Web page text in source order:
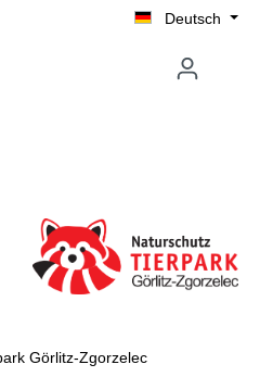
Deutsch
Görlitz-Zgorzelec